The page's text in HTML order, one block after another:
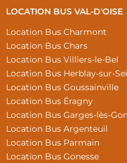
LOCATION BUS VAL-D'OISE
Location Bus Charmont
Location Bus Chars
Location Bus Villiers-le-Bel
Location Bus Herblay-sur-
Location Bus Goussainville
Location Bus Éragny
Location Bus Garges-lès-
Location Bus Argenteuil
Location Bus Parmain
Location Bus Gonesse